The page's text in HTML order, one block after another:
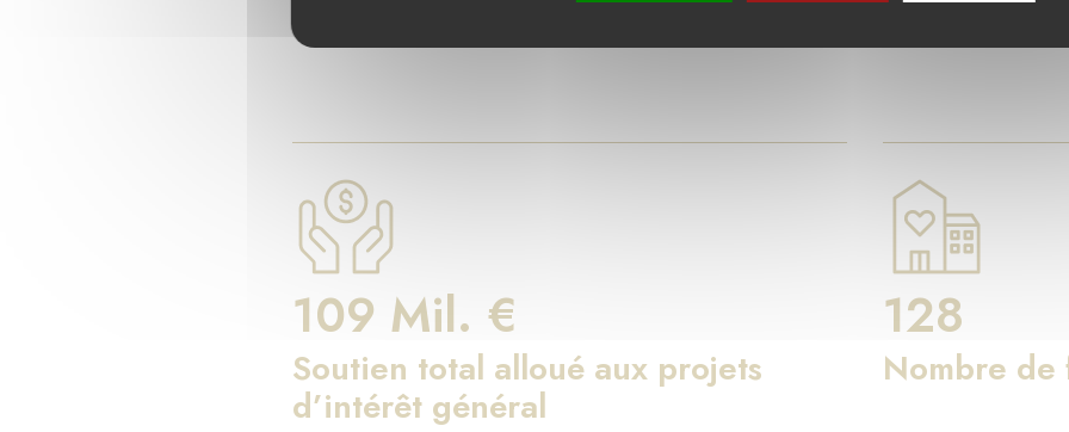
109 Mil. €
Soutien total alloué aux projets
d’intérêt général
128
Nombre de